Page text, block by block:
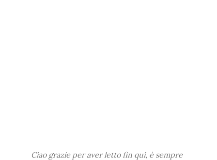
Ciao grazie per aver letto fin qui, è sempre